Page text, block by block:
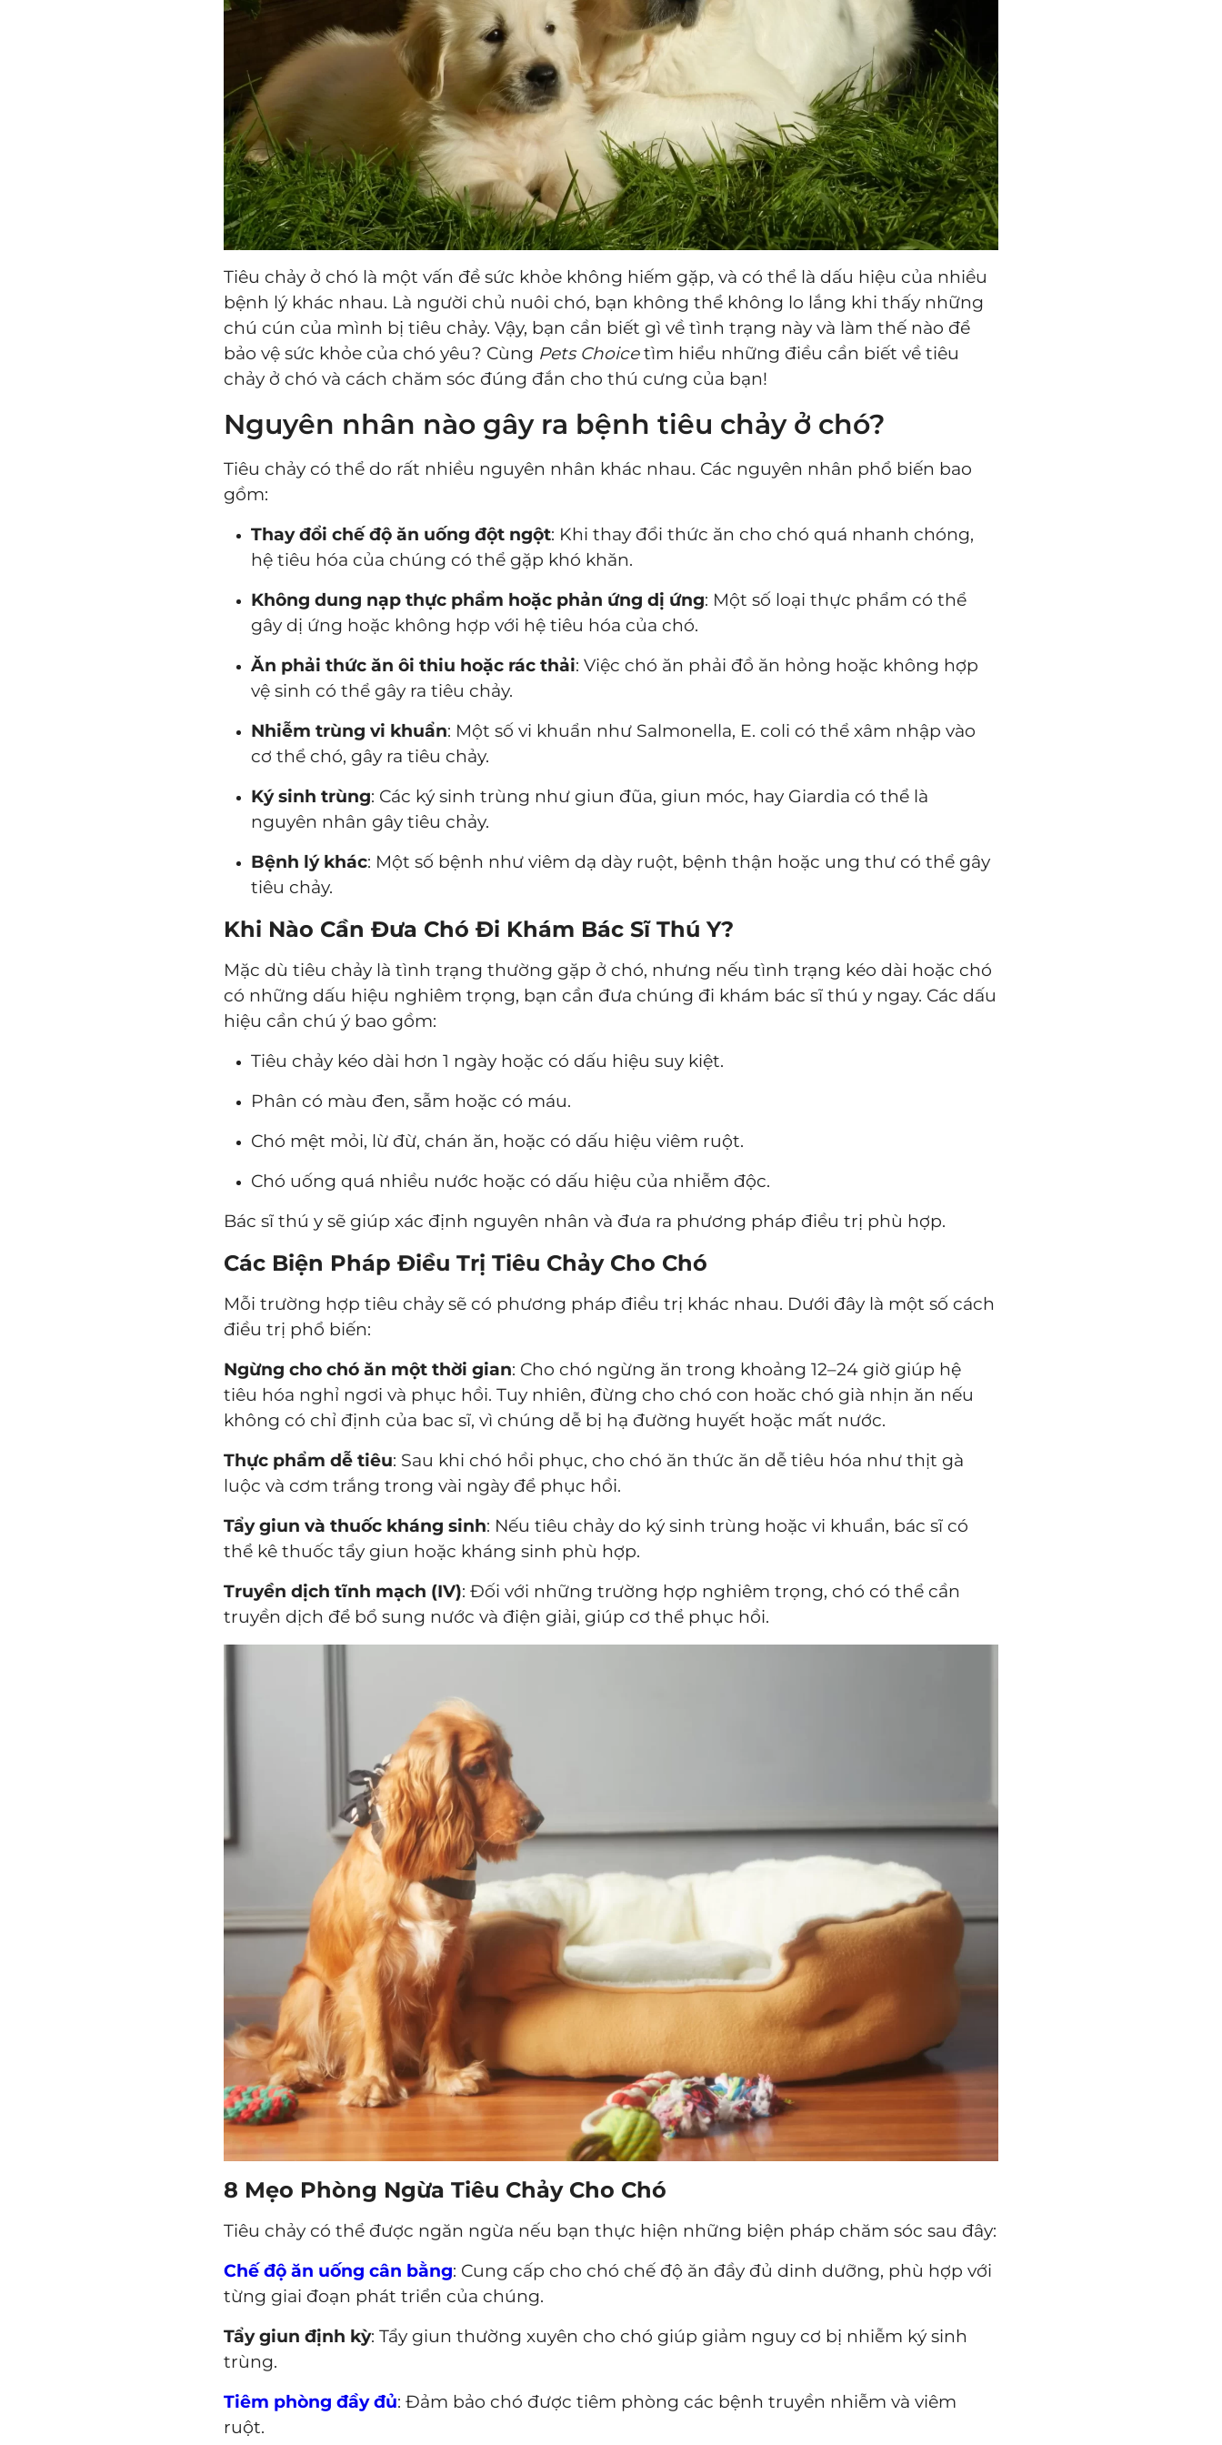
Tiêu chảy ở chó là một vấn đề sức khỏe không hiếm gặp, và có thể là dấu hiệu của nhiều
bệnh lý khác nhau. Là người chủ nuôi chó, bạn không thể không lo lắng khi thấy những
chú cún của mình bị tiêu chảy. Vậy, bạn cần biết gì về tình trạng này và làm thế nào để
bảo vệ sức khỏe của chó yêu? Cùng Pets Choicetìm hiểu những điều cần biết về tiêu
chảy ở chó và cách chăm sóc đúng đắn cho thú cưng của bạn!
Nguyên nhân nào gây ra bệnh tiêu chảy ở chó?
Tiêu chảy có thể do rất nhiều nguyên nhân khác nhau. Các nguyên nhân phổ biến bao
gồm:
Thay đổi chế độ ăn uống đột ngột: Khi thay đổi thức ăn cho chó quá nhanh chóng,
hệ tiêu hóa của chúng có thể gặp khó khăn.
Không dung nạp thực phẩm hoặc phản ứng dị ứng: Một số loại thực phẩm có thể
gây dị ứng hoặc không hợp với hệ tiêu hóa của chó.
Ăn phải thức ăn ôi thiu hoặc rác thải: Việc chó ăn phải đồ ăn hỏng hoặc không hợp
vệ sinh có thể gây ra tiêu chảy.
Nhiễm trùng vi khuẩn: Một số vi khuẩn như Salmonella, E. coli có thể xâm nhập vào
cơ thể chó, gây ra tiêu chảy.
Ký sinh trùng: Các ký sinh trùng như giun đũa, giun móc, hay Giardia có thể là
nguyên nhân gây tiêu chảy.
Bệnh lý khác: Một số bệnh như viêm dạ dày ruột, bệnh thận hoặc ung thư có thể gây
tiêu chảy.
Khi Nào Cần Đưa Chó Đi Khám Bác Sĩ Thú Y?
Mặc dù tiêu chảy là tình trạng thường gặp ở chó, nhưng nếu tình trạng kéo dài hoặc chó
có những dấu hiệu nghiêm trọng, bạn cần đưa chúng đi khám bác sĩ thú y ngay. Các dấu
hiệu cần chú ý bao gồm:
Tiêu chảy kéo dài hơn 1 ngày hoặc có dấu hiệu suy kiệt.
Phân có màu đen, sẫm hoặc có máu.
Chó mệt mỏi, lừ đừ, chán ăn, hoặc có dấu hiệu viêm ruột.
Chó uống quá nhiều nước hoặc có dấu hiệu của nhiễm độc.
Bác sĩ thú y sẽ giúp xác định nguyên nhân và đưa ra phương pháp điều trị phù hợp.
Các Biện Pháp Điều Trị Tiêu Chảy Cho Chó
Mỗi trường hợp tiêu chảy sẽ có phương pháp điều trị khác nhau. Dưới đây là một số cách
điều trị phổ biến:
Ngừng cho chó ăn một thời gian: Cho chó ngừng ăn trong khoảng 12–24 giờ giúp hệ
tiêu hóa nghỉ ngơi và phục hồi. Tuy nhiên, đừng cho chó con hoăc chó già nhịn ăn nếu
không có chỉ định của bac sĩ, vì chúng dễ bị hạ đường huyết hoặc mất nước.
Thực phẩm dễ tiêu: Sau khi chó hồi phục, cho chó ăn thức ăn dễ tiêu hóa như thịt gà
luộc và cơm trắng trong vài ngày để phục hồi.
Tẩy giun và thuốc kháng sinh: Nếu tiêu chảy do ký sinh trùng hoặc vi khuẩn, bác sĩ có
thể kê thuốc tẩy giun hoặc kháng sinh phù hợp.
Truyền dịch tĩnh mạch (IV): Đối với những trường hợp nghiêm trọng, chó có thể cần
truyền dịch để bổ sung nước và điện giải, giúp cơ thể phục hồi.
8 Mẹo Phòng Ngừa Tiêu Chảy Cho Chó
Tiêu chảy có thể được ngăn ngừa nếu bạn thực hiện những biện pháp chăm sóc sau đây:
Chế độ ăn uống cân bằng: Cung cấp cho chó chế độ ăn đầy đủ dinh dưỡng, phù hợp với
từng giai đoạn phát triển của chúng.
Tẩy giun định kỳ: Tẩy giun thường xuyên cho chó giúp giảm nguy cơ bị nhiễm ký sinh
trùng.
Tiêm phòng đầy đủ: Đảm bảo chó được tiêm phòng các bệnh truyền nhiễm và viêm
ruột.